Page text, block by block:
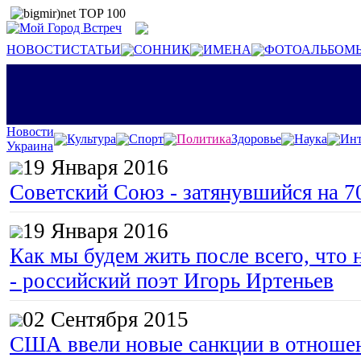
НОВОСТИСТАТЬИ СОННИК ИМЕНА
Новости
Украина
Культура Спорт ПолитикаЗдоровье Наука
19 Января 2016
Советский Союз - затянувшийся на
19 Января 2016
Как мы будем жить после всего, что
- российский поэт Игорь Иртеньев
02 Сентября 2015
США ввели новые санкции в